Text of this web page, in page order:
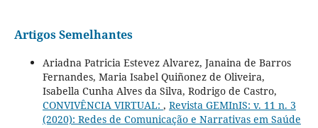
Artigos Semelhantes
Ariadna Patricia Estevez Alvarez, Janaina de Barros
Fernandes, Maria Isabel Quiñonez de Oliveira,
Isabella Cunha Alves da Silva, Rodrigo de Castro,
CONVIVÊNCIA VIRTUAL: , Revista GEMInIS: v. 11 n. 3
(2020): Redes de Comunicação e Narrativas em Saúde